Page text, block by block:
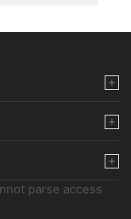
parse access